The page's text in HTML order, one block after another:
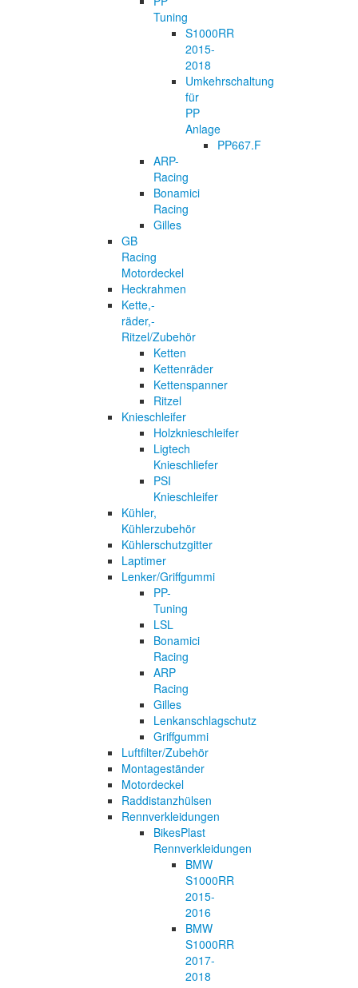
Tuning
S1000RR
2015-
2018
Umkehrschaltung
für
PP
Anlage
PP667.F
ARP-
Racing
Bonamici
Racing
Gilles
GB
Racing
Motordeckel
Heckrahmen
Kette,-
räder,-
Ritzel/Zubehör
Ketten
Kettenräder
Kettenspanner
Ritzel
Knieschleifer
Holzknieschleifer
Ligtech
Knieschliefer
PSI
Knieschleifer
Kühler,
Kühlerzubehör
Kühlerschutzgitter
Laptimer
Lenker/Griffgummi
PP-
Tuning
LSL
Bonamici
Racing
ARP
Racing
Gilles
Lenkanschlagschutz
Griffgummi
Luftfilter/Zubehör
Montageständer
Motordeckel
Raddistanzhülsen
Rennverkleidungen
BikesPlast
Rennverkleidungen
BMW
S1000RR
2015-
2016
BMW
S1000RR
2017-
2018